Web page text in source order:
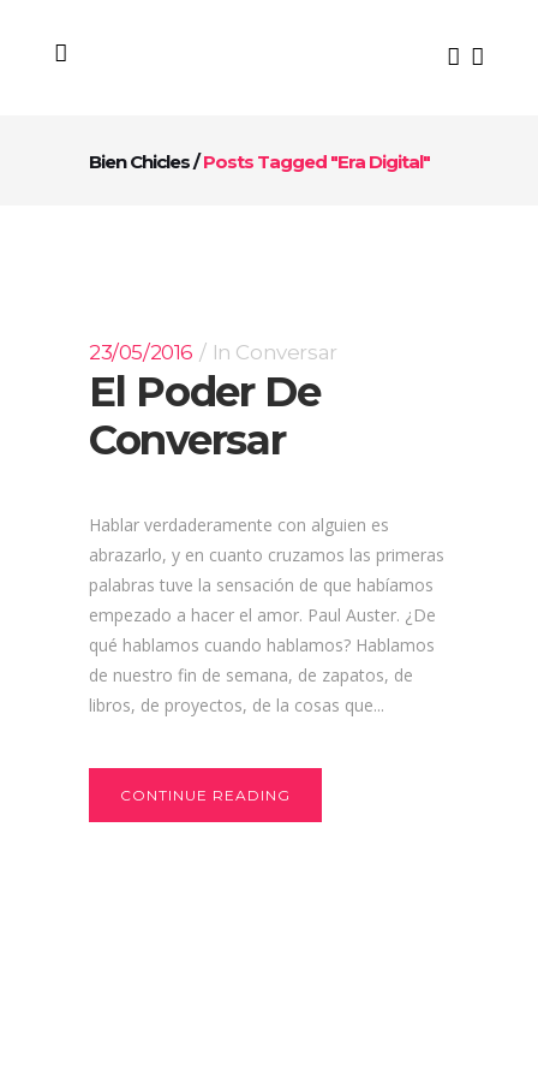
Bien Chicles/Posts Tagged "era Digital"
23/05/2016 In Conversar
El Poder De
Conversar
Hablar verdaderamente con alguien es
abrazarlo, y en cuanto cruzamos las primeras
palabras tuve la sensación de que habíamos
empezado a hacer el amor. Paul Auster. ¿De
qué hablamos cuando hablamos? Hablamos
de nuestro fin de semana, de zapatos, de
libros, de proyectos, de la cosas que...
CONTINUE READING